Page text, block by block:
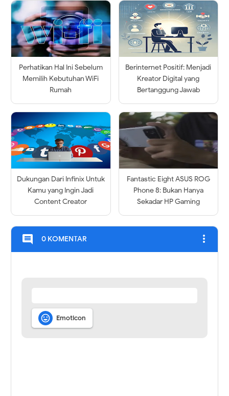
Perhatikan Hal Ini Sebelum
Memilih Kebutuhan WiFi
Rumah
Berinternet Positif: Menjadi
Kreator Digital yang
Bertanggung Jawab
Dukungan Dari Infinix Untuk
Kamu yang Ingin Jadi
Content Creator
Fantastic Eight ASUS ROG
Phone 8: Bukan Hanya
Sekadar HP Gaming
comment 0 KOMENTAR more_vert
 Emoticon